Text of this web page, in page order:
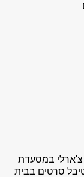
במסעדת
סרטים בבית